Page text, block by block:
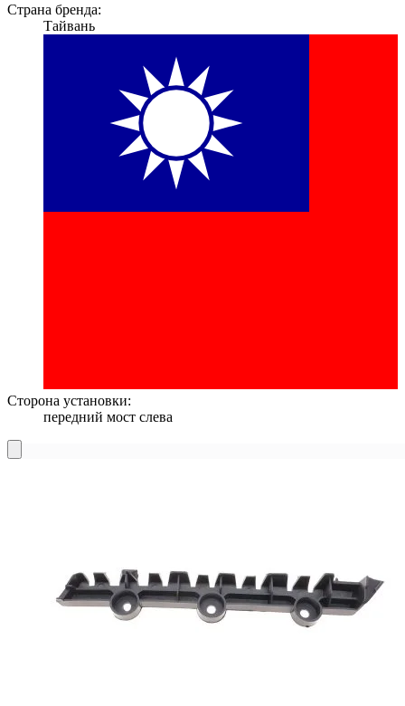
Страна бренда:
Тайвань
Сторона установки:
передний мост слева